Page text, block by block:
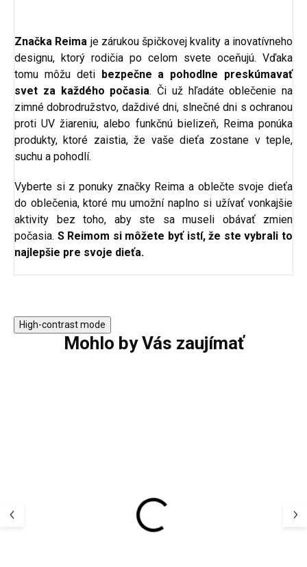
Značka Reima je zárukou špičkovej kvality a inovatívneho
designu, ktorý rodičia po celom svete oceňujú. Vďaka
tomu môžu detibezpečne a pohodlne preskúmavať
svet za každého počasia. Či už hľadáte oblečenie na
zimné dobrodružstvo, daždivé dni, slnečné dni s ochranou
proti UV žiareniu, alebo funkčnú bielizeň, Reima ponúka
produkty, ktoré zaistia, že vaše dieťa zostane v teple,
suchu a pohodlí.
Vyberte si z ponuky značky Reima a oblečte svoje dieťa
do oblečenia, ktoré mu umožní naplno si užívať vonkajšie
aktivity bez toho, aby ste sa museli obávať zmien
počasia. S Reimom si môžete byť istí, že ste vybrali to
najlepšie pre svoje dieťa.
High-contrast mode
Mohlo by Vás zaujímať